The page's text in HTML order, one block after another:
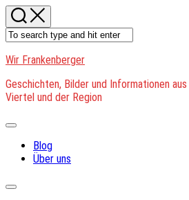
Skip
to
content
Wir Frankenberger
Geschichten, Bilder und Informationen
Viertel und der Region
Expand
Blog
Über uns
Expand